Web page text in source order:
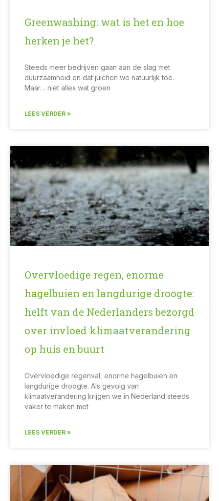
Greenwashing: wat is het en hoe
herken je het?
Steeds meer bedrijven gaan aan de slag met
duurzaamheid en dat juichen we natuurlijk toe.
Maar… niet alles wat groen
LEES VERDER »
Overvloedige regen, enorme
hagelbuien en langdurige droogte:
helft van de Nederlanders bezorgd
over invloed klimaatverandering
op huis en buurt
Overvloedige regenval, enorme hagelbuien en
langdurige droogte. Als gevolg van
klimaatverandering krijgen we in Nederland steeds
vaker te maken met
LEES VERDER »